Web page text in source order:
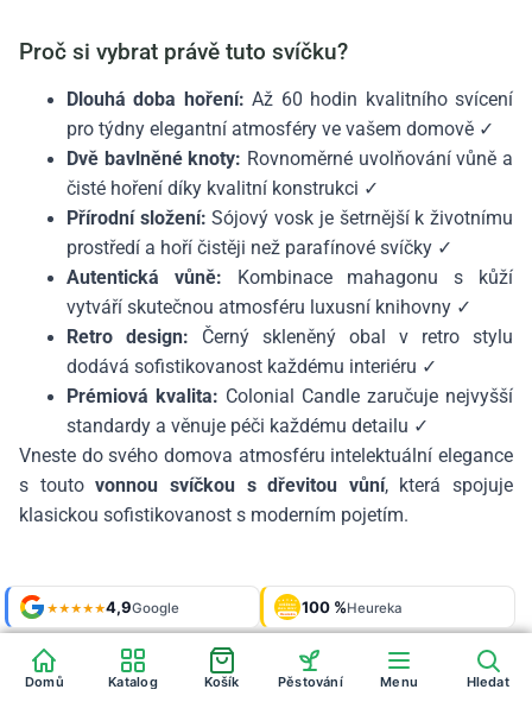
Proč si vybrat právě tuto svíčku?
Dlouhá doba hoření: Až 60 hodin kvalitního svícení
pro týdny elegantní atmosféry ve vašem domově ✓
Dvě bavlněné knoty: Rovnoměrné uvolňování vůně a
čisté hoření díky kvalitní konstrukci ✓
Přírodní složení: Sójový vosk je šetrnější k životnímu
prostředí a hoří čistěji než parafínové svíčky ✓
Autentická vůně: Kombinace mahagonu s kůží
vytváří skutečnou atmosféru luxusní knihovny ✓
Retro design: Černý skleněný obal v retro stylu
dodává sofistikovanost každému interiéru ✓
Prémiová kvalita: Colonial Candle zaručuje nejvyšší
standardy a věnuje péči každému detailu ✓
Vneste do svého domova atmosféru intelektuální elegance
s toutovonnou svíčkou s dřevitou vůní, která spojuje
klasickou sofistikovanost s moderním pojetím.
★★★★★4,9Google OVĚŘENO
ZÁKAZNÍKY
Heureka 100 %Heureka
Shop roku'24 + '25 Galerie925 fotek
Domů Katalog Košík Pěstování Menu Hledat